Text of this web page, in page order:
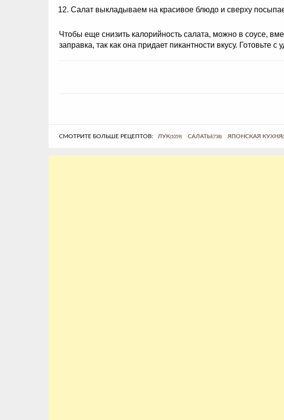
Салат выкладываем на красивое блюдо и сверху
Чтобы еще снизить калорийность салата, можно в соусе,
заправка, так как она придает пикантности вкусу. Готовьте
СМОТРИТЕ БОЛЬШЕ РЕЦЕПТОВ: ЛУК(1059) САЛАТЫ(738) ЯПОНСКАЯ КУХНЯ